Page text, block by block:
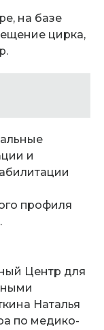
на базе
цирка,
и
профиля
Центр для
Наталья
по медико-